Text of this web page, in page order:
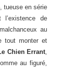
, tueuse en série
de
au
tout monter et
Chien Errant,
au figuré,